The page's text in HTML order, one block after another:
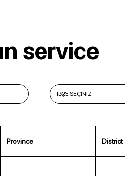
service
Province District